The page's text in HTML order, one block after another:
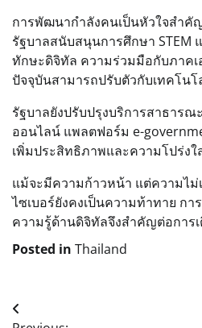
การพัฒนากำลังคนเป็นหัวใจสำคั
รัฐบาลสนับสนุนการศึกษา STEM
ทักษะดิจิทัล ความร่วมมือกับภาค
ปัจจุบันสามารถปรับตัวกับเทคโน
รัฐบาลยังปรับปรุงบริการสาธาร
ออนไลน์ แพลตฟอร์ม e-
เพิ่มประสิทธิภาพและความโปร่งใ
แม้จะมีความก้าวหน้า แต่ความไ
ไซเบอร์ยังคงเป็นความท้าทาย ก
ความรู้ด้านดิจิทัลจึงสำคัญต่อการ
Posted in Thailand
Post